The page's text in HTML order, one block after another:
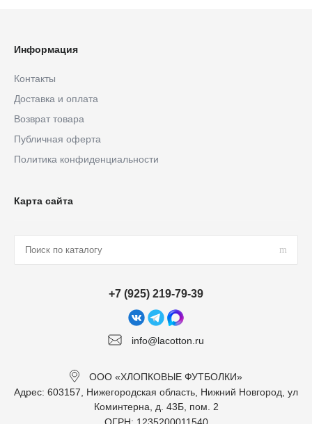
Информация
Контакты
Доставка и оплата
Возврат товара
Публичная оферта
Политика конфиденциальности
Карта сайта
info@lacotton.ru
+7 (925) 219-79-39
ООО «ХЛОПКОВЫЕ ФУТБОЛКИ»
Адрес: 603157, Нижегородская область, Нижний Новгород, ул
Коминтерна, д. 43Б, пом. 2